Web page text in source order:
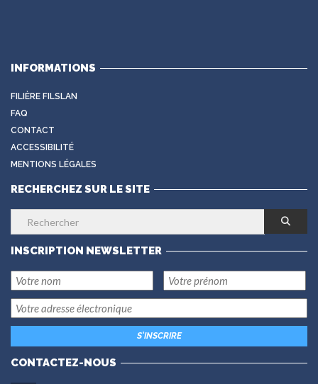
INFORMATIONS
FILIÈRE FILSLAN
FAQ
CONTACT
ACCESSIBILITÉ
MENTIONS LÉGALES
RECHERCHEZ SUR LE SITE
INSCRIPTION NEWSLETTER
CONTACTEZ-NOUS